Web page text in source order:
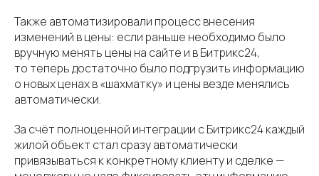
Также автоматизировали процесс внесения
изменений в цены: если раньше необходимо было
вручную менять цены на сайте и в Битрикс24,
то теперь достаточно было подгрузить информацию
о новых ценах в «шахматку» и цены везде менялись
автоматически.
За счёт полноценной интеграции с Битрикс24 каждый
жилой объект стал сразу автоматически
привязываться к конкретному клиенту и сделке —